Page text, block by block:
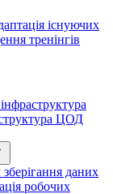
існуючих
тренінгів
ЦОД
зберігання даних
робочих